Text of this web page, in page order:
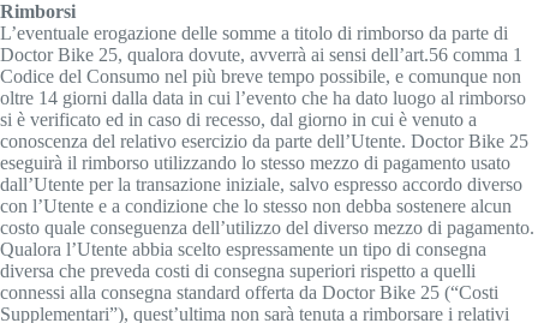
Rimborsi
L’eventuale erogazione delle somme a titolo di rimborso da parte di
Doctor Bike 25, qualora dovute, avverrà ai sensi dell’art.56 comma 1
Codice del Consumo nel più breve tempo possibile, e comunque non
oltre 14 giorni dalla data in cui l’evento che ha dato luogo al rimborso
si è verificato ed in caso di recesso, dal giorno in cui è venuto a
conoscenza del relativo esercizio da parte dell’Utente. Doctor Bike 25
eseguirà il rimborso utilizzando lo stesso mezzo di pagamento usato
dall’Utente per la transazione iniziale, salvo espresso accordo diverso
con l’Utente e a condizione che lo stesso non debba sostenere alcun
costo quale conseguenza dell’utilizzo del diverso mezzo di pagamento.
Qualora l’Utente abbia scelto espressamente un tipo di consegna
diversa che preveda costi di consegna superiori rispetto a quelli
connessi alla consegna standard offerta da Doctor Bike 25 (“Costi
Supplementari”), quest’ultima non sarà tenuta a rimborsare i relativi